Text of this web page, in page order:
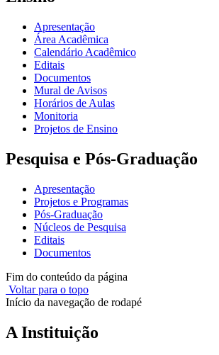
Apresentação
Área Acadêmica
Calendário Acadêmico
Editais
Documentos
Mural de Avisos
Horários de Aulas
Monitoria
Projetos de Ensino
Pesquisa e Pós-Graduação
Apresentação
Projetos e Programas
Pós-Graduação
Núcleos de Pesquisa
Editais
Documentos
Fim do conteúdo da página
Voltar para o topo
Início da navegação de rodapé
A Instituição